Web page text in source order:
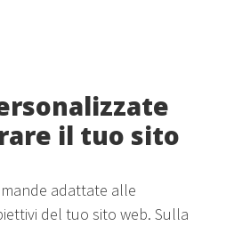
il tuo sito
adattate alle
del tuo sito web. Sulla